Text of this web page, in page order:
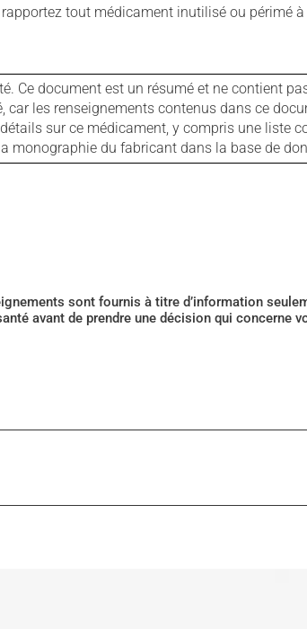
tout médicament inutilisé ou périmé
Ce document est un résumé et ne contient
les renseignements contenus dans ce
sur ce médicament, y compris une liste
du fabricant dans la base de
sont fournis à titre d’information
avant de prendre une décision qui concerne